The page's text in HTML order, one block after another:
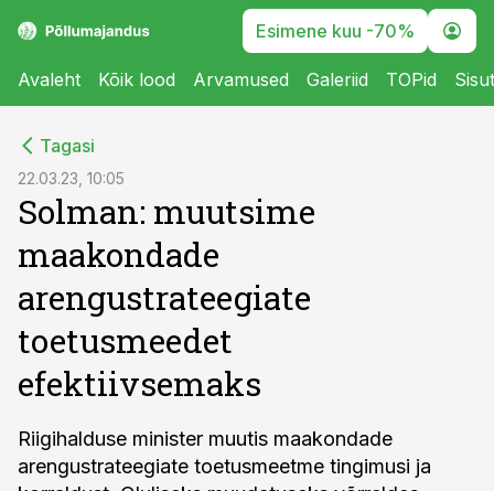
Esimene kuu -70%
Avaleht Kõik lood Arvamused Galeriid TOPid
Tagasi
22.03.23, 10:05
Solman: muutsime
maakondade
arengustrateegiate
toetusmeedet
efektiivsemaks
Riigihalduse minister muutis maakondade
arengustrateegiate toetusmeetme tingimusi ja